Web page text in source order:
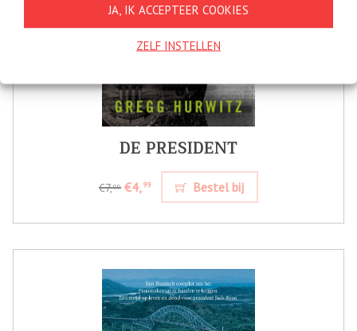
JA, IK ACCEPTEER COOKIES
ZELF INSTELLEN
DE PRESIDENT
€7,99 €4,99 Bestel bij